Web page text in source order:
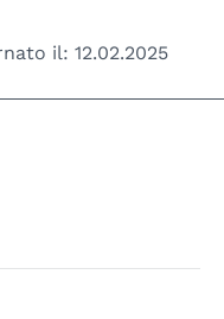
il: 12.02.2025